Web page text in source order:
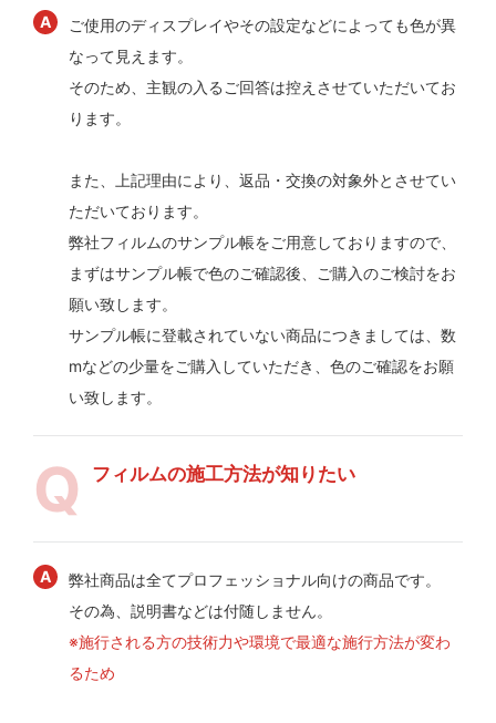
ご使用のディスプレイやその設定などによっても色が異
なって見えます。
そのため、主観の入るご回答は控えさせていただいてお
ります。
また、上記理由により、返品・交換の対象外とさせてい
ただいております。
弊社フィルムのサンプル帳をご用意しておりますので、
まずはサンプル帳で色のご確認後、ご購入のご検討をお
願い致します。
サンプル帳に登載されていない商品につきましては、数
mなどの少量をご購入していただき、色のご確認をお願
い致します。
フィルムの施工方法が知りたい
弊社商品は全てプロフェッショナル向けの商品です。
その為、説明書などは付随しません。
※施行される方の技術力や環境で最適な施行方法が変わ
るため